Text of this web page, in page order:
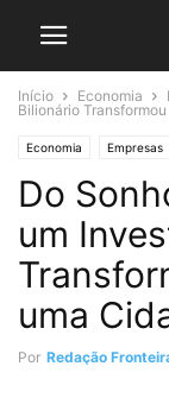
Início Economia
Bilionário
Economia Empresas
Do
um
uma
Por Redação